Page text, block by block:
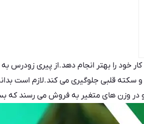
خود را بهتر انجام دهد.از پیری
سکته قلبی جلوگیری می کند.لازم است
در وزن های متغیر به فروش می رسند که